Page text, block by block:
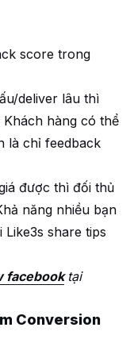
score trong
deliver lâu thì
hàng có thể
là chỉ feedback
được thì đối thủ
năng nhiều bạn
share tips
facebook tại
Conversion